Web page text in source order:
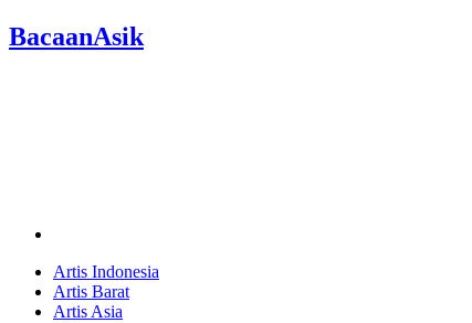
BacaanAsik
Artis Indonesia
Artis Barat
Artis Asia